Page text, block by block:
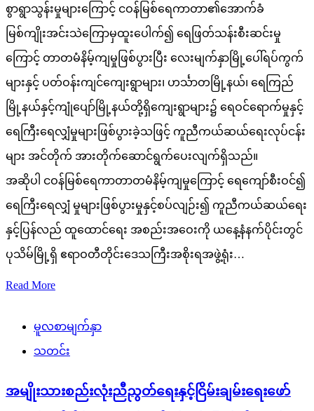
စွာရွာသွန်းမှုများကြောင့် ငဝန်မြစ်ရေကာတာ၏အောက်ခံ
မြစ်ကျိုးအင်းသဲကြောမှထူးပေါက်၍ ရေဖြတ်သန်းစီးဆင်းမှု
ကြောင့် တာတမံနိမ့်ကျမှုဖြစ်ပွားပြီး လေးမျက်နှာမြို့ပေါ်ရပ်ကွက်
များနှင့် ပတ်ဝန်းကျင်ကျေးရွာများ၊ ဟင်္သာတမြို့နယ်၊ ရေကြည်
မြို့နယ်နှင့်ကျုံပျော်မြို့နယ်တို့ရှိကျေးရွာများ၌ ရေဝင်ရောက်မှုနှင့်
ရေကြီးရေလျှံမှုများဖြစ်ပွားခဲ့သဖြင့် ကူညီကယ်ဆယ်ရေးလုပ်ငန်း
များ အင်တိုက် အားတိုက်ဆောင်ရွက်ပေးလျက်ရှိသည်။
အဆိုပါ ငဝန်မြစ်ရေကာတာတမံနိမ့်ကျမှုကြောင့် ရေကျော်စီးဝင်၍
ရေကြီးရေလျှံ မှုများဖြစ်ပွားမှုနှင့်စပ်လျဉ်း၍ ကူညီကယ်ဆယ်ရေး
နှင့်ပြန်လည် ထူထောင်ရေး အစည်းအဝေးကို ယနေ့နံနက်ပိုင်းတွင်
ပုသိမ်မြို့ရှိ ဧရာဝတီတိုင်းဒေသကြီးအစိုးရအဖွဲ့ရုံး…
Read More
မူလစာမျက်နှာ
သတင်း
အမျိုးသားစည်းလုံးညီညွတ်ရေးနှင့်ငြိမ်းချမ်းရေးဖော်